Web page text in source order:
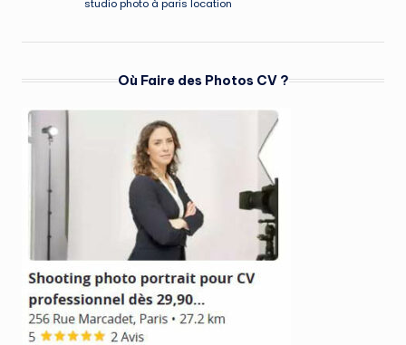
studio photo à paris location
Où Faire des Photos CV ?